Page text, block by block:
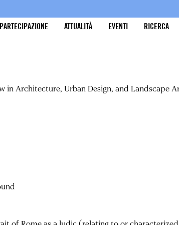
PARTECIPAZIONE ATTUALITÀ EVENTI RICERCA
in Architecture, Urban Design, and Landscape